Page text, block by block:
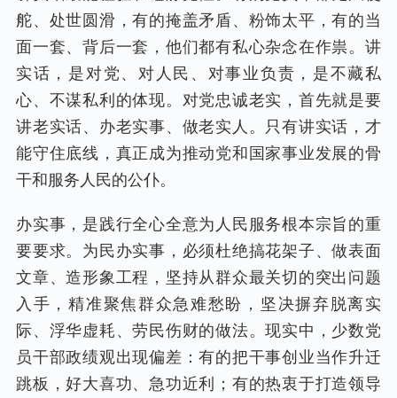
舵、处世圆滑，有的掩盖矛盾、粉饰太平，有的当
面一套、背后一套，他们都有私心杂念在作祟。讲
实话，是对党、对人民、对事业负责，是不藏私
心、不谋私利的体现。对党忠诚老实，首先就是要
讲老实话、办老实事、做老实人。只有讲实话，才
能守住底线，真正成为推动党和国家事业发展的骨
干和服务人民的公仆。
办实事，是践行全心全意为人民服务根本宗旨的重
要要求。为民办实事，必须杜绝搞花架子、做表面
文章、造形象工程，坚持从群众最关切的突出问题
入手，精准聚焦群众急难愁盼，坚决摒弃脱离实
际、浮华虚耗、劳民伤财的做法。现实中，少数党
员干部政绩观出现偏差：有的把干事创业当作升迁
跳板，好大喜功、急功近利；有的热衷于打造领导